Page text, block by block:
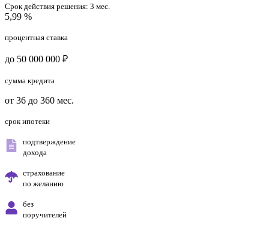
Срок действия решения: 3 мес.
5,99 %
процентная ставка
до 50 000 000 ₽
сумма кредита
от 36 до 360 мес.
срок ипотеки
подтверждение
дохода
страхование
по желанию
без
поручителей